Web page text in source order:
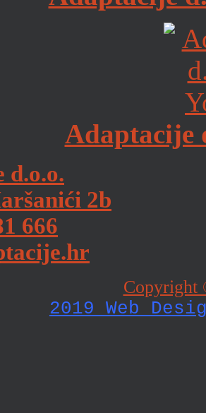
Adaptacije
d.o.o.
2b
666
Copyright
2019 Web